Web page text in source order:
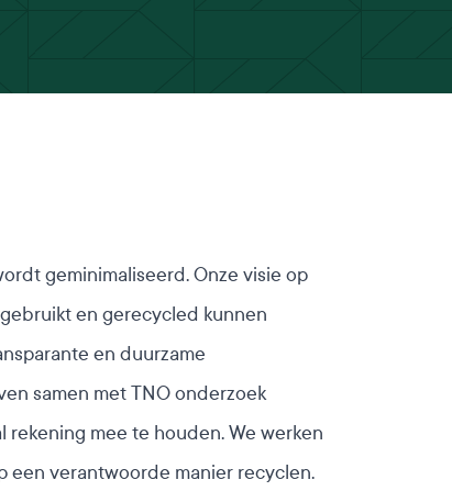
geminimaliseerd. Onze visie op
en gerecycled kunnen
en duurzame
samen met TNO onderzoek
mee te houden. We werken
een verantwoorde manier recyclen.